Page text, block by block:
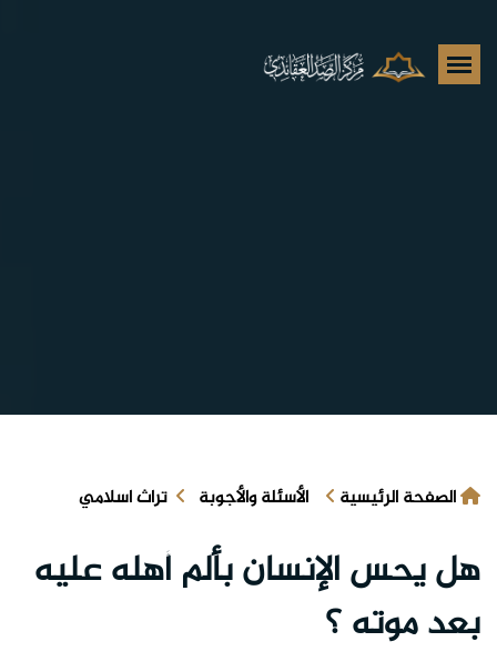
الصفحة الرئيسية الأسئلة والأجوبة تراث اسلامي
هل يحس الإنسان بألم أهله عليه
بعد موته ؟